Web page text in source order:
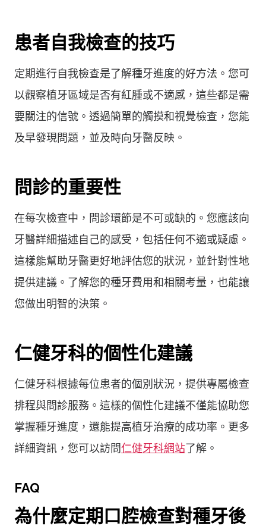
患者自我檢查的技巧
定期進行自我檢查是了解種牙進度的好方法。您可
以觀察植牙區域是否有紅腫或不適感，這些都是需
要關注的信號。透過簡單的觸摸和視覺檢查，您能
及早發現問題，並及時向牙醫反映。
問診的重要性
在每次檢查中，問診環節是不可或缺的。您應該向
牙醫詳細描述自己的感受，包括任何不適或疑慮。
這樣能幫助牙醫更好地評估您的狀況，並針對性地
提供建議。了解您的種牙費用和相關考量，也能讓
您做出明智的決策。
仁健牙科的個性化建議
仁健牙科根據每位患者的個別狀況，提供專屬檢查
排程與問診服務。這樣的個性化建議不僅能協助您
掌握種牙進度，還能提高植牙治療的成功率。更多
詳細資訊，您可以訪問仁健牙科網站了解。
FAQ
為什麼定期口腔檢查對種牙後